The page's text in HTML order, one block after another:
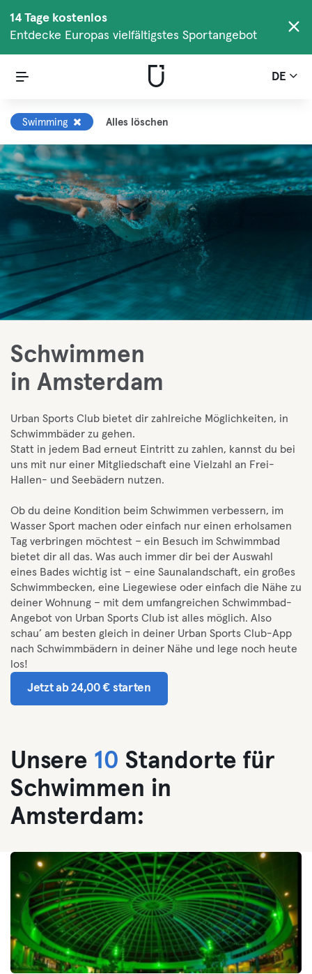
14 Tage kostenlos
Entdecke Europas vielfältigstes Sportangebot
DE
Swimming Alles löschen
Schwimmen
in Amsterdam
Urban Sports Club bietet dir zahlreiche Möglichkeiten, in
Schwimmbäder zu gehen.
Statt in jedem Bad erneut Eintritt zu zahlen, kannst du bei
uns mit nur einer Mitgliedschaft eine Vielzahl an Frei-
Hallen- und Seebädern nutzen.
Ob du deine Kondition beim Schwimmen verbessern, im
Wasser Sport machen oder einfach nur einen erholsamen
Tag verbringen möchtest – ein Besuch im Schwimmbad
bietet dir all das. Was auch immer dir bei der Auswahl
eines Bades wichtig ist – eine Saunalandschaft, ein großes
Schwimmbecken, eine Liegewiese oder einfach die Nähe zu
deiner Wohnung – mit dem umfangreichen Schwimmbad-
Angebot von Urban Sports Club ist alles möglich. Also
schau’ am besten gleich in deiner Urban Sports Club-App
nach Schwimmbädern in deiner Nähe und lege noch heute
los!
Jetzt ab 24,00 € starten
Unsere 10 Standorte für
Schwimmen in
Amsterdam: